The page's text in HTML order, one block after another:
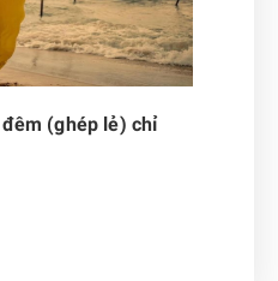
(ghép lẻ) chỉ